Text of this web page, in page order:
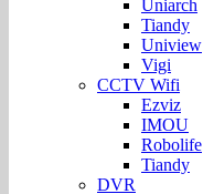
Uniarch
Tiandy
Uniview
Vigi
CCTV Wifi
Ezviz
IMOU
Robolife
Tiandy
DVR